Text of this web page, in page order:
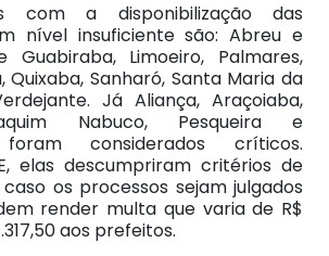
com a disponibilização das
nível insuficiente são: Abreu e
Guabiraba, Limoeiro, Palmares,
Quixaba, Sanharó, Santa Maria da
Já Aliança, Araçoiaba,
Nabuco, Pesqueira e
foram considerados críticos.
elas descumpriram critérios de
os processos sejam julgados
render multa que varia de R$
aos prefeitos.